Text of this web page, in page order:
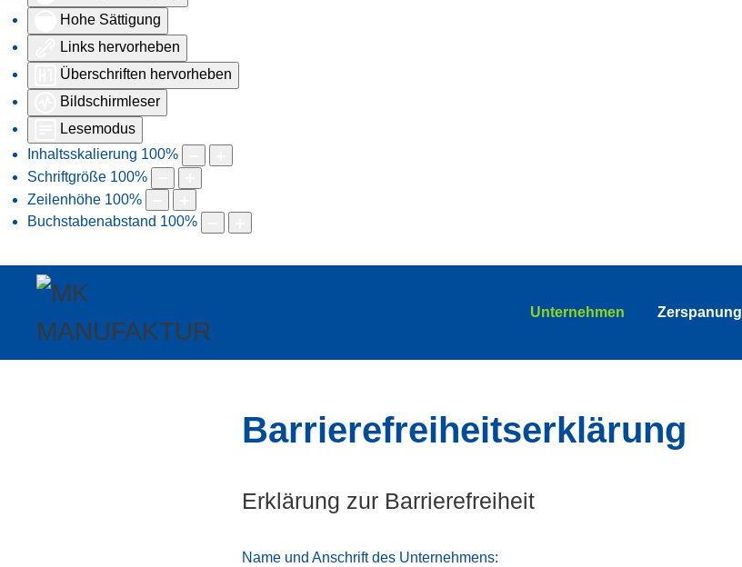
Hohe Sättigung
Links hervorheben
Überschriften hervorheben
Bildschirmleser
Lesemodus
Inhaltsskalierung 100%
Schriftgröße 100%
Zeilenhöhe 100%
Buchstabenabstand 100%
Unternehmen Zerspanung
Barrierefreiheitserklärung
Erklärung zur Barrierefreiheit
Name und Anschrift des Unternehmens: